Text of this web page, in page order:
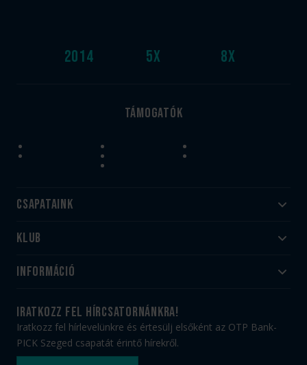
2014 5x 8x
Támogatók
Csapataink
Felnőtt
Utánpótlás
Klub
#HandballFamily
Munkatársaink
PICK Aréna
Sajtóakkreditáció
Információ
Jegy- és bérletvásárlás
Webshop
iratkozz fel hírcsatornánkra!
Iratkozz fel hírlevelünkre és értesülj elsőként az OTP Bank-
PICK Szeged csapatát érintő hírekről.